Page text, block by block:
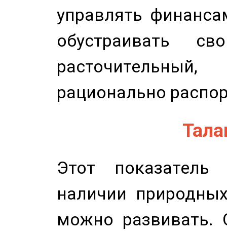
управлять
обустраивать
рационально
Этот показатель
наличии
можно развивать.